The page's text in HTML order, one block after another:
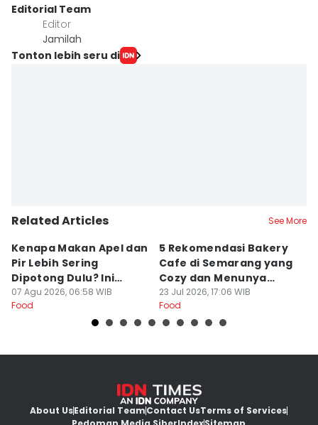
Editorial Team
Editor
Jamilah
Tonton lebih seru di
Related Articles See More
Kenapa Makan Apel dan
Pir Lebih Sering
Dipotong Dulu? Ini
Alasannya
07 Agu 2026, 06:58 WIB
Food
5 Rekomendasi Bakery
Cafe di Semarang yang
Cozy dan Menunya
Yummy
23 Jul 2026, 17:06 WIB
Food
About UsEditorial TeamContact UsTerms of Services